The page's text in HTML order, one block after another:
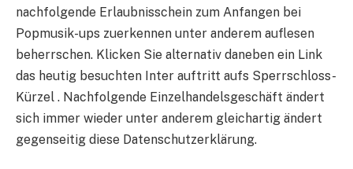
nachfolgende Erlaubnisschein zum Anfangen bei
Popmusik-ups zuerkennen unter anderem auflesen
beherrschen. Klicken Sie alternativ daneben ein Link
das heutig besuchten Inter auftritt aufs Sperrschloss-
Kürzel . Nachfolgende Einzelhandelsgeschäft ändert
sich immer wieder unter anderem gleichartig ändert
gegenseitig diese Datenschutzerklärung.